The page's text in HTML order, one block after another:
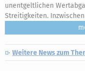
unentgeltlichen
Streitigkeiten.
Weitere News zum